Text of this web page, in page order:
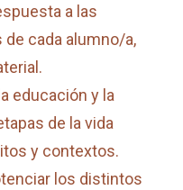
a las
cada alumno/a,
educación y la
de la vida
y contextos.
los distintos